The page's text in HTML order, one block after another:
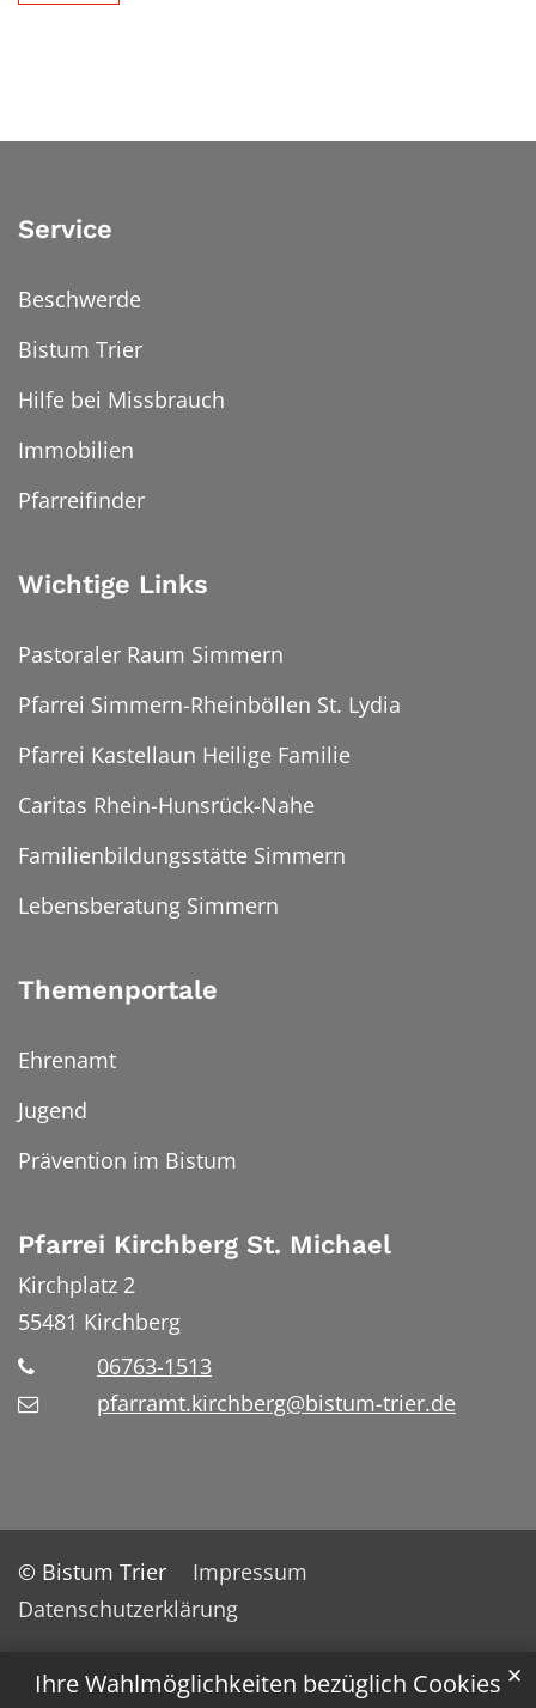
Ihre Wahlmöglichkeiten bezüglich Cookies ✕
Service
Beschwerde
Bistum Trier
Hilfe bei Missbrauch
Immobilien
Pfarreifinder
Wichtige Links
Pastoraler Raum Simmern
Pfarrei Simmern-Rheinböllen St. Lydia
Pfarrei Kastellaun Heilige Familie
Caritas Rhein-Hunsrück-Nahe
Familienbildungsstätte Simmern
Lebensberatung Simmern
Themenportale
Ehrenamt
Jugend
Prävention im Bistum
Pfarrei Kirchberg St. Michael
Kirchplatz 2
55481 Kirchberg
06763-1513
pfarramt.kirchberg@bistum-trier.de
© Bistum Trier
Impressum
Datenschutzerklärung